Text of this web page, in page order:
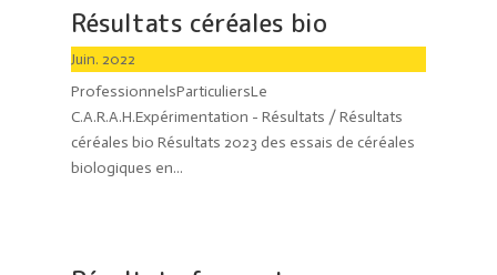
Résultats céréales bio
Juin. 2022
ProfessionnelsParticuliersLe
C.A.R.A.H.Expérimentation - Résultats / Résultats
céréales bio Résultats 2023 des essais de céréales
biologiques en...